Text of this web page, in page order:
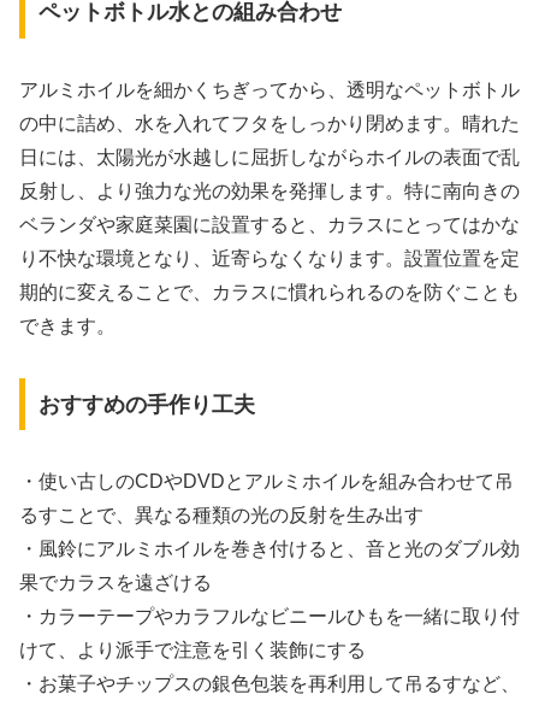
ペットボトル水との組み合わせ
アルミホイルを細かくちぎってから、透明なペットボトル
の中に詰め、水を入れてフタをしっかり閉めます。晴れた
日には、太陽光が水越しに屈折しながらホイルの表面で乱
反射し、より強力な光の効果を発揮します。特に南向きの
ベランダや家庭菜園に設置すると、カラスにとってはかな
り不快な環境となり、近寄らなくなります。設置位置を定
期的に変えることで、カラスに慣れられるのを防ぐことも
できます。
おすすめの手作り工夫
・使い古しのCDやDVDとアルミホイルを組み合わせて吊
るすことで、異なる種類の光の反射を生み出す
・風鈴にアルミホイルを巻き付けると、音と光のダブル効
果でカラスを遠ざける
・カラーテープやカラフルなビニールひもを一緒に取り付
けて、より派手で注意を引く装飾にする
・お菓子やチップスの銀色包装を再利用して吊るすなど、